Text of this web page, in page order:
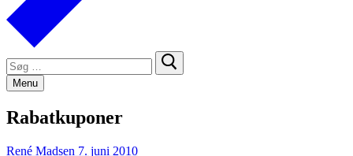
Søg
efter:
Menu
Rabatkuponer
René Madsen 7. juni 2010